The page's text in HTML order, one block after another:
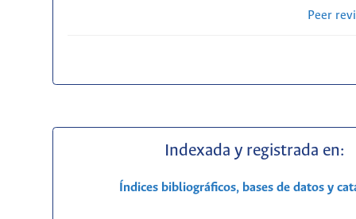
Peer
Indexada y registrada en:
Índices bibliográficos, bases de datos y